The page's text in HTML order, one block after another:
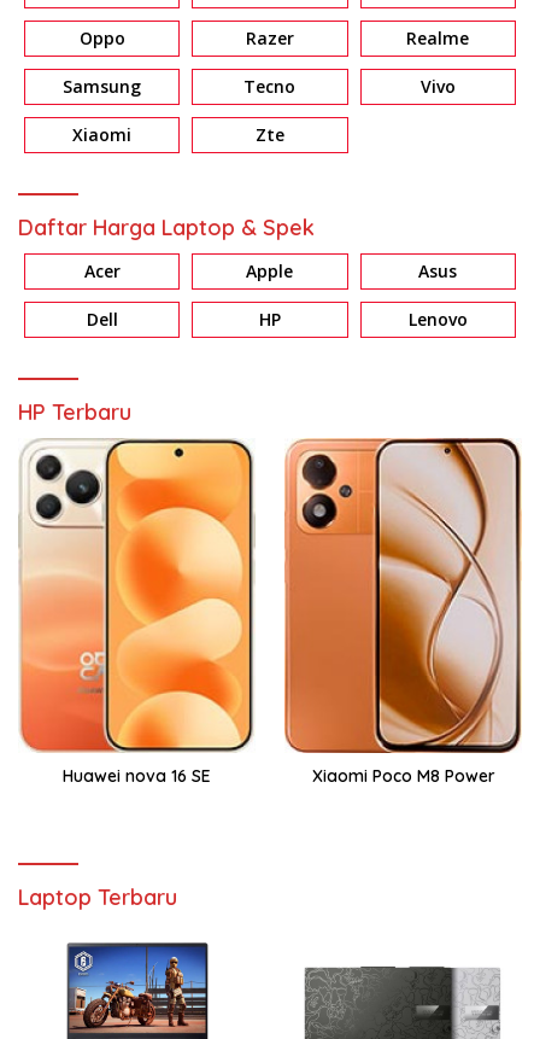
Oppo Razer Realme
Samsung Tecno Vivo
Xiaomi Zte
Daftar Harga Laptop & Spek
Acer Apple Asus
Dell HP Lenovo
HP Terbaru
Huawei nova 16 SE Xiaomi Poco M8 Power
Laptop Terbaru